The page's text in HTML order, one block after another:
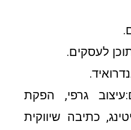
לעסקים.
גרפי, הפקת
כתיבה שיווקית